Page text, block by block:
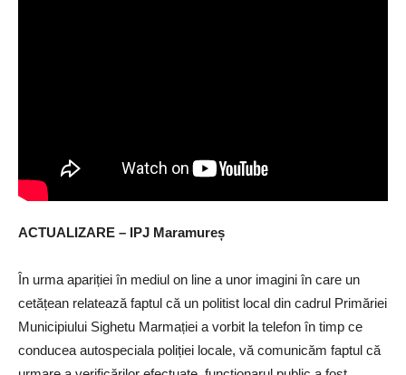
ACTUALIZARE – IPJ Maramureș
În urma apariției în mediul on line a unor imagini în care un
cetățean relatează faptul că un politist local din cadrul Primăriei
Municipiului Sighetu Marmației a vorbit la telefon în timp ce
conducea autospeciala poliției locale, vă comunicăm faptul că